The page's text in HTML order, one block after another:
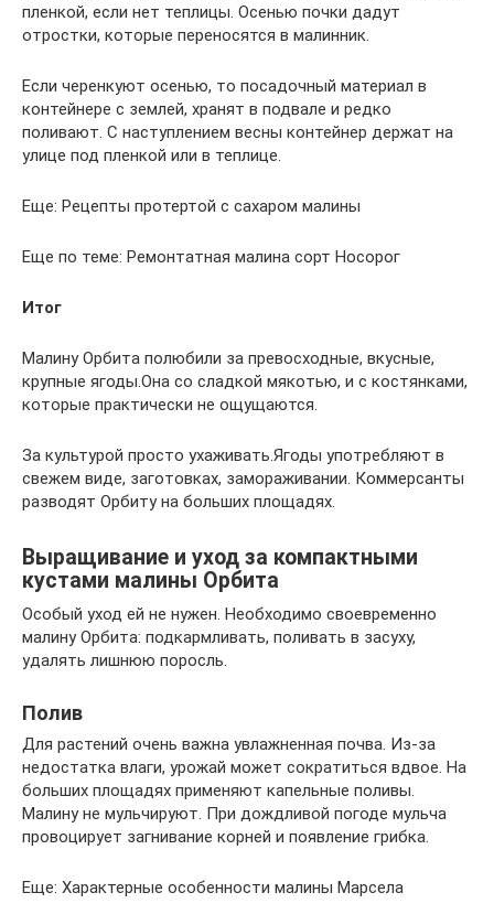
пленкой, если нет теплицы. Осенью почки дадут
отростки, которые переносятся в малинник.
Если черенкуют осенью, то посадочный материал в
контейнере с землей, хранят в подвале и редко
поливают. С наступлением весны контейнер держат на
улице под пленкой или в теплице.
Еще: Рецепты протертой с сахаром малины
Еще по теме: Ремонтатная малина сорт Носорог
Итог
Малину Орбита полюбили за превосходные, вкусные,
крупные ягоды.Она со сладкой мякотью, и с костянками,
которые практически не ощущаются.
За культурой просто ухаживать.Ягоды употребляют в
свежем виде, заготовках, замораживании. Коммерсанты
разводят Орбиту на больших площадях.
Выращивание и уход за компактными
кустами малины Орбита
Особый уход ей не нужен. Необходимо своевременно
малину Орбита: подкармливать, поливать в засуху,
удалять лишнюю поросль.
Полив
Для растений очень важна увлажненная почва. Из-за
недостатка влаги, урожай может сократиться вдвое. На
больших площадях применяют капельные поливы.
Малину не мульчируют. При дождливой погоде мульча
провоцирует загнивание корней и появление грибка.
Еще: Характерные особенности малины Марсела